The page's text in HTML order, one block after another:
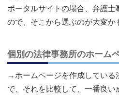
ポータルサイトの場合、弁護士
ので、そこから選ぶのが大変か
個別の法律事務所のホーム
→ホームページを作成している
で、それを比較して、一番良